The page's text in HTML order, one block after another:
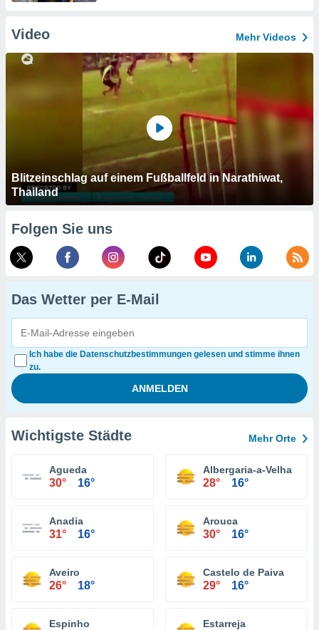
Video Mehr Videos
Blitzeinschlag auf einem Fußballfeld in Narathiwat,
Thailand
Folgen Sie uns
Das Wetter per E-Mail
Ich habe die Datenschutzbestimmungen gelesen und stimme ihnen
zu.
Wichtigste Städte Mehr Orte
Agueda
30° 16°
Albergaria-a-Velha
28° 16°
Anadia
31° 16°
Arouca
30° 16°
Aveiro
26° 18°
Castelo de Paiva
29° 16°
Espinho Estarreja